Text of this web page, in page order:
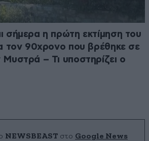
σήμερα η πρώτη εκτίμηση του
τον 90χρονο που βρέθηκε σε
– Τι υποστηρίζει ο
NEWSBEAST στο Google News